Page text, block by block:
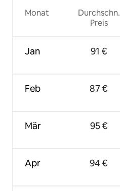
Monat
Jan
Feb
Mär
Apr
Durchschn.
Preis
91 €
87 €
95 €
94 €